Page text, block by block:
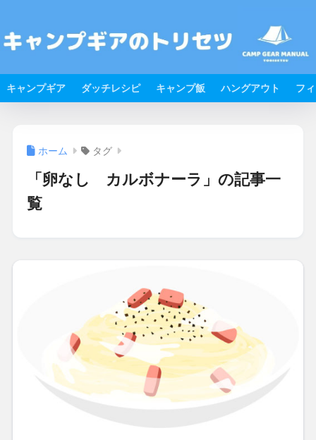
キャンプギア ダッチレシピ キャンプ飯 ハングアウト フ
ホーム タグ
「卵なし カルボナーラ」の記事一
覧